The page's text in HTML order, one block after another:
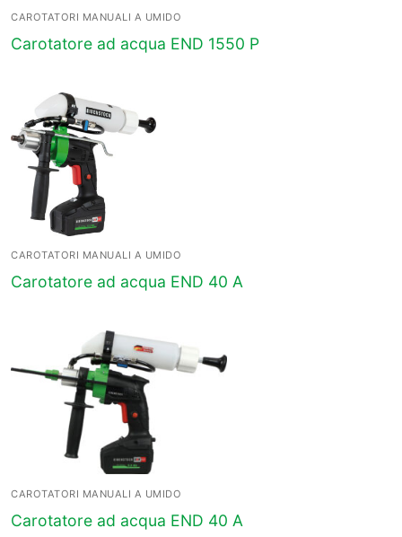
CAROTATORI MANUALI A UMIDO
Carotatore ad acqua END 1550 P
CAROTATORI MANUALI A UMIDO
Carotatore ad acqua END 40 A
CAROTATORI MANUALI A UMIDO
Carotatore ad acqua END 40 A